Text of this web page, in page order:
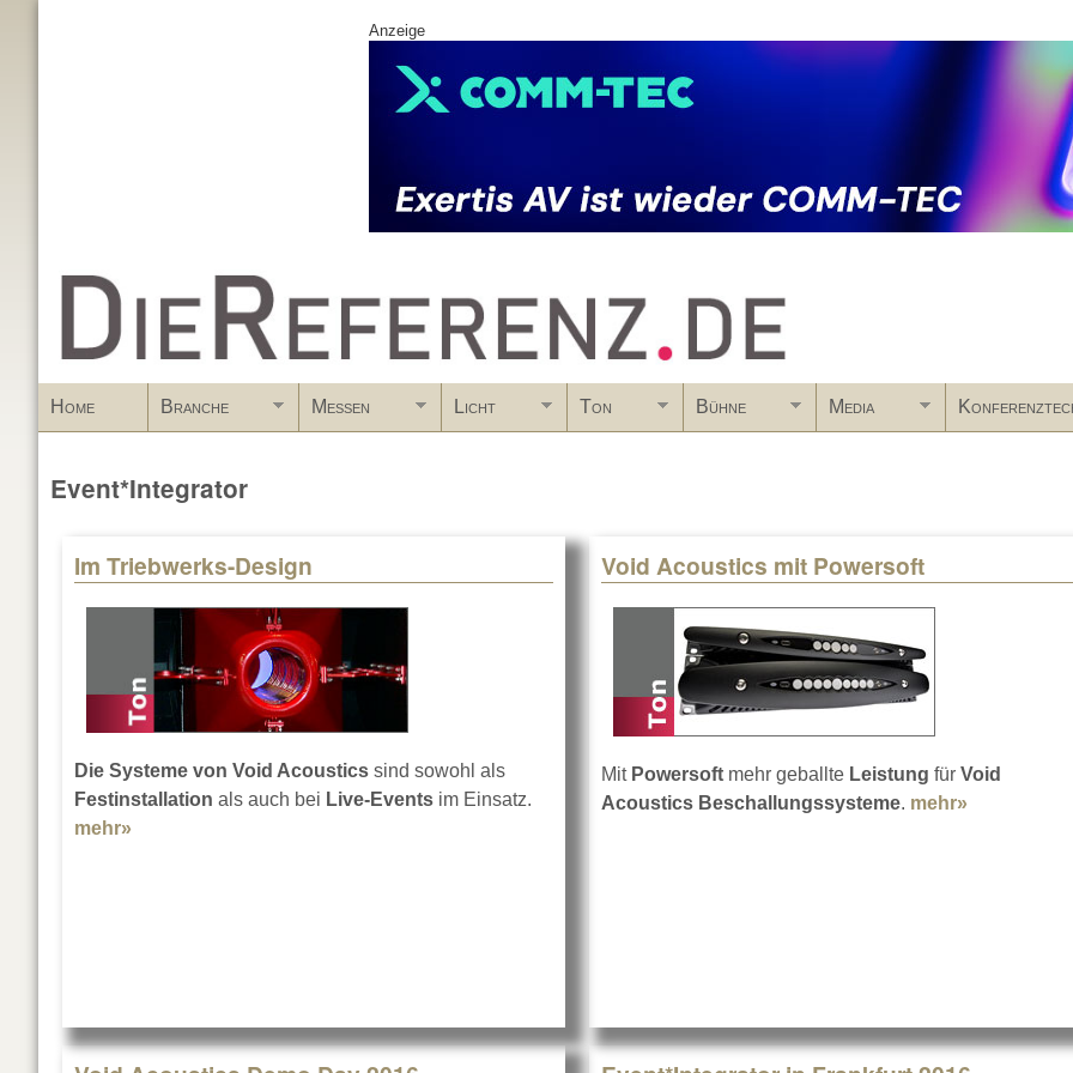
Anzeige
www.DieReferenz.de
Home Branche Messen Licht Ton Bühne Media
Event*Integrator
Im Triebwerks-Design
Die Systeme von Void Acoustics sind sowohl als
Festinstallation als auch bei Live-Events im Einsatz.
mehr»
Void Acoustics mit Powersoft
Mit Powersoft mehr geballte Leistung für Void
Acoustics Beschallungssysteme. mehr» about